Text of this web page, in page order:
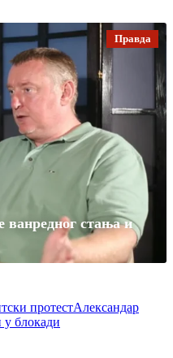
Правда
ванредног стања и
протестАлександар
у блокади